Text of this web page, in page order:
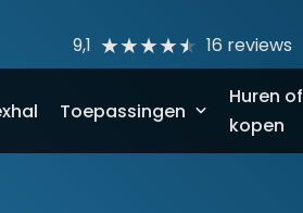
9,1 16 reviews
Toepassingen
Huren of
kopen